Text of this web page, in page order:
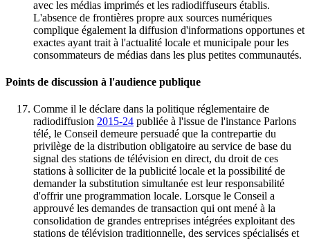
avec les médias imprimés et les radiodiffuseurs établis.
L'absence de frontières propre aux sources numériques
complique également la diffusion d'informations opportunes et
exactes ayant trait à l'actualité locale et municipale pour les
consommateurs de médias dans les plus petites communautés.
Points de discussion à l'audience publique
Comme il le déclare dans la politique réglementaire de
radiodiffusion 2015-24 publiée à l'issue de l'instance Parlons
télé, le Conseil demeure persuadé que la contrepartie du
privilège de la distribution obligatoire au service de base du
signal des stations de télévision en direct, du droit de ces
stations à solliciter de la publicité locale et la possibilité de
demander la substitution simultanée est leur responsabilité
d'offrir une programmation locale. Lorsque le Conseil a
approuvé les demandes de transaction qui ont mené à la
consolidation de grandes entreprises intégrées exploitant des
stations de télévision traditionnelle, des services spécialisés et